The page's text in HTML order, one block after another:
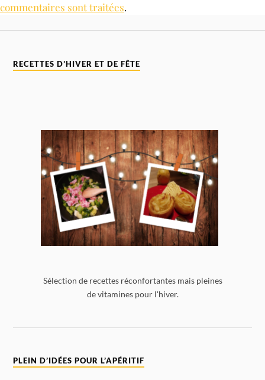
commentaires sont traitées.
RECETTES D’HIVER ET DE FÊTE
Sélection de recettes réconfortantes mais pleines
de vitamines pour l'hiver.
PLEIN D’IDÉES POUR L’APÉRITIF